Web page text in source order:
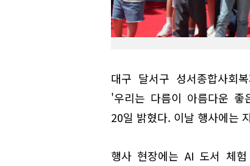
대구 달서구 성서종합사회
'우리는 다름이 아름다운
20일 밝혔다. 이날 행사에는
행사 현장에는 AI 도서 체